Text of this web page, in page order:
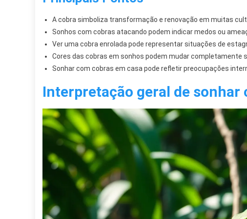
A cobra simboliza transformação e renovação em muitas
Sonhos com cobras atacando podem indicar medos ou
Ver uma cobra enrolada pode representar situações de
Cores das cobras em sonhos podem mudar completamente
Sonhar com cobras em casa pode refletir preocupações
Interpretação geral de sonhar